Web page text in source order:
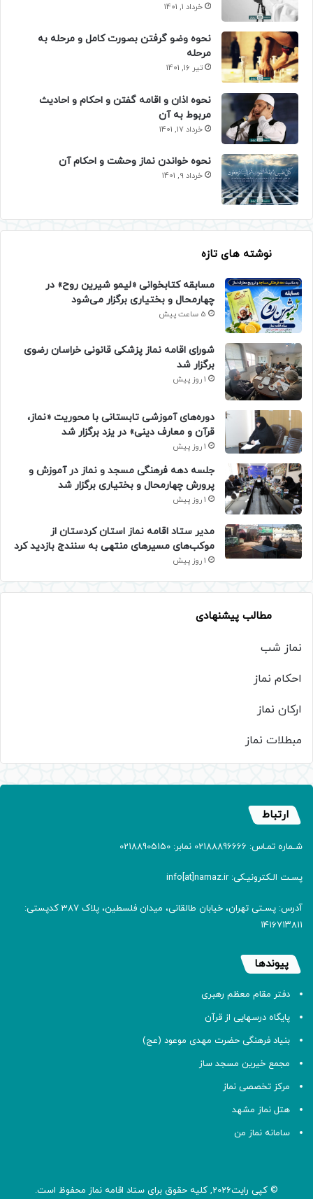
خرداد 1, 1401
نحوه وضو گرفتن بصورت کامل و مرحله به
مرحله
تیر 16, 1401
نحوه اذان و اقامه گفتن و احکام و احادیث
مربوط به آن
خرداد 17, 1401
نحوه خواندن نماز وحشت و احکام آن
خرداد 9, 1401
نوشته های تازه
مسابقه کتابخوانی «لیمو شیرین روح» در
چهارمحال و بختیاری برگزار می‌شود
5 ساعت پیش
شورای اقامه نماز پزشکی قانونی خراسان رضوی
برگزار شد
1 روز پیش
دوره‌های آموزشی تابستانی با محوریت «نماز،
قرآن و معارف دینی» در یزد برگزار شد
1 روز پیش
جلسه دهه فرهنگی مسجد و نماز در آموزش و
پرورش چهارمحال و بختیاری برگزار شد
1 روز پیش
مدیر ستاد اقامه نماز استان کردستان از
موکب‌های مسیرهای منتهی به سنندج بازدید کرد
1 روز پیش
مطالب پیشنهادی
نماز شب
احکام نماز
ارکان نماز
مبطلات نماز
ارتباط
شـماره تمـاس: 02188896666 نمابر: 02188905150
پسـت الـکترونیـکی: info[at]namaz.ir
آدرس: پسـتی تهران، خیابان طالقانی، میدان فلسطین، پلاک 387 کدپستی:
۱۴۱۶۷۱۳۸۱۱
پیوندها
دفتر مقام معظم رهبری
پایگاه درسهایی از قرآن
بنیاد فرهنگی حضرت مهدی موعود (عج)
مجمع خیرین مسجد ساز
مرکز تخصصی نماز
هتل نماز مشهد
سامانه نماز من
© کپی رایت2026, کلیه حقوق برای ستاد اقامه نماز محفوظ است.